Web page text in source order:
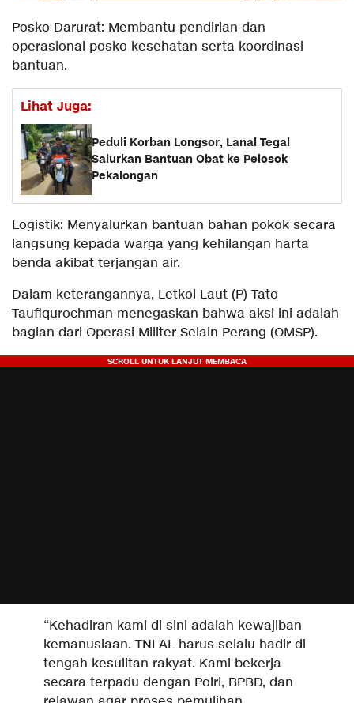
Posko Darurat: Membantu pendirian dan
operasional posko kesehatan serta koordinasi
bantuan.
Lihat Juga:
Peduli Korban Longsor, Lanal Tegal
Salurkan Bantuan Obat ke Pelosok
Pekalongan
Logistik: Menyalurkan bantuan bahan pokok secara
langsung kepada warga yang kehilangan harta
benda akibat terjangan air.
Dalam keterangannya, Letkol Laut (P) Tato
Taufiqurochman menegaskan bahwa aksi ini adalah
bagian dari Operasi Militer Selain Perang (OMSP).
“Kehadiran kami di sini adalah kewajiban
kemanusiaan. TNI AL harus selalu hadir di
tengah kesulitan rakyat. Kami bekerja
secara terpadu dengan Polri, BPBD, dan